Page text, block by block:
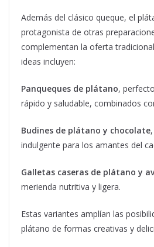
Además del clásico queque, el
protagonista de otras
complementan la oferta
ideas incluyen:
Panqueques de plátano,
rápido y saludable, combinados
Budines de plátano y chocolate
indulgente para los amantes del
Galletas caseras de plátano y
merienda nutritiva y ligera.
Estas variantes amplían las
plátano de formas creativas y